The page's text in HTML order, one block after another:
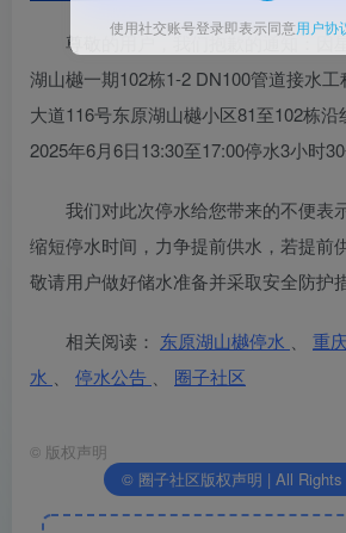
尊敬的用户，我们抱歉的通知：因
湖山樾一期102栋1-2 DN100管道接水
大道116号东原湖山樾小区81至102栋
2025年6月6日13:30至17:00停水3小时30
我们对此次停水给您带来的不便表
缩短停水时间，力争提前供水，若提前
敬请用户做好储水准备并采取安全防护措
相关阅读： 东原湖山樾停水 、 重
水 、 停水公告 、 圈子社区
© 版权声明
© 圈子社区版权声明 | All Rights
使用社交账号登录即表示同意用户协